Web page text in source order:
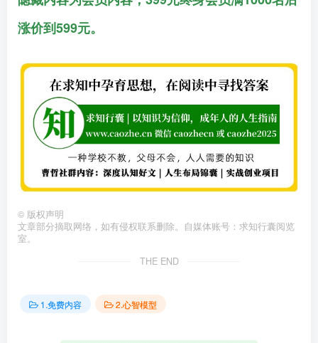
涨价到599元。
© 版权声明
文章部分摘取网络，如有侵权联系删除。自媒体账号：求知行囊阅览
室。
THE END
1.免费内容 2.心智模型